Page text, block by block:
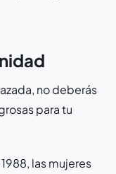
no deberás
para tu
las mujeres